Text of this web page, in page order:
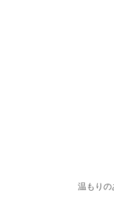
温もり